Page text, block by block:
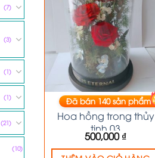
(7)
(3)
(1)
(1)
(21)
(10)
HOA KHÔ
Hoa hồng trong thủy
tinh 03
500,000₫
Đã bán140sản phẩm